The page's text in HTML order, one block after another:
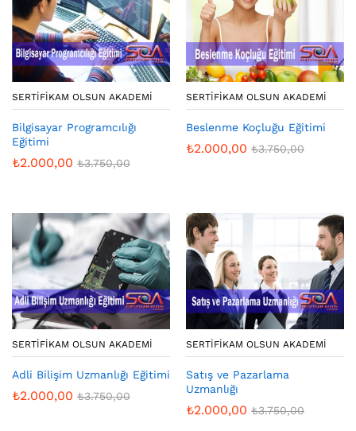
SERTIFIKAM OLSUN AKADEMI
Bilgisayar Programcılığı
Eğitimi
₺2.000,00 ₺3.750,00
SERTIFIKAM OLSUN AKADEMI
Beslenme Koçluğu Eğitimi
₺2.000,00 ₺3.750,00
SERTIFIKAM OLSUN AKADEMI
Adli Bilişim Uzmanlığı Eğitimi
₺2.000,00 ₺3.750,00
SERTIFIKAM OLSUN AKADEMI
Satış ve Pazarlama
Uzmanlığı
₺2.000,00 ₺3.750,00